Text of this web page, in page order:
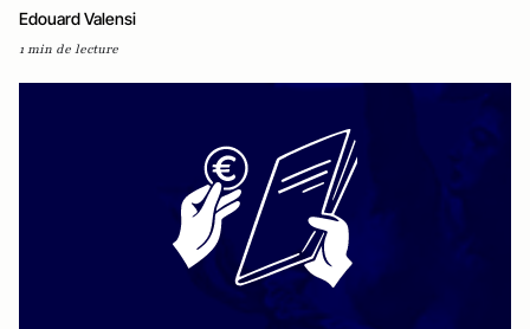
Edouard Valensi
1 min de lecture